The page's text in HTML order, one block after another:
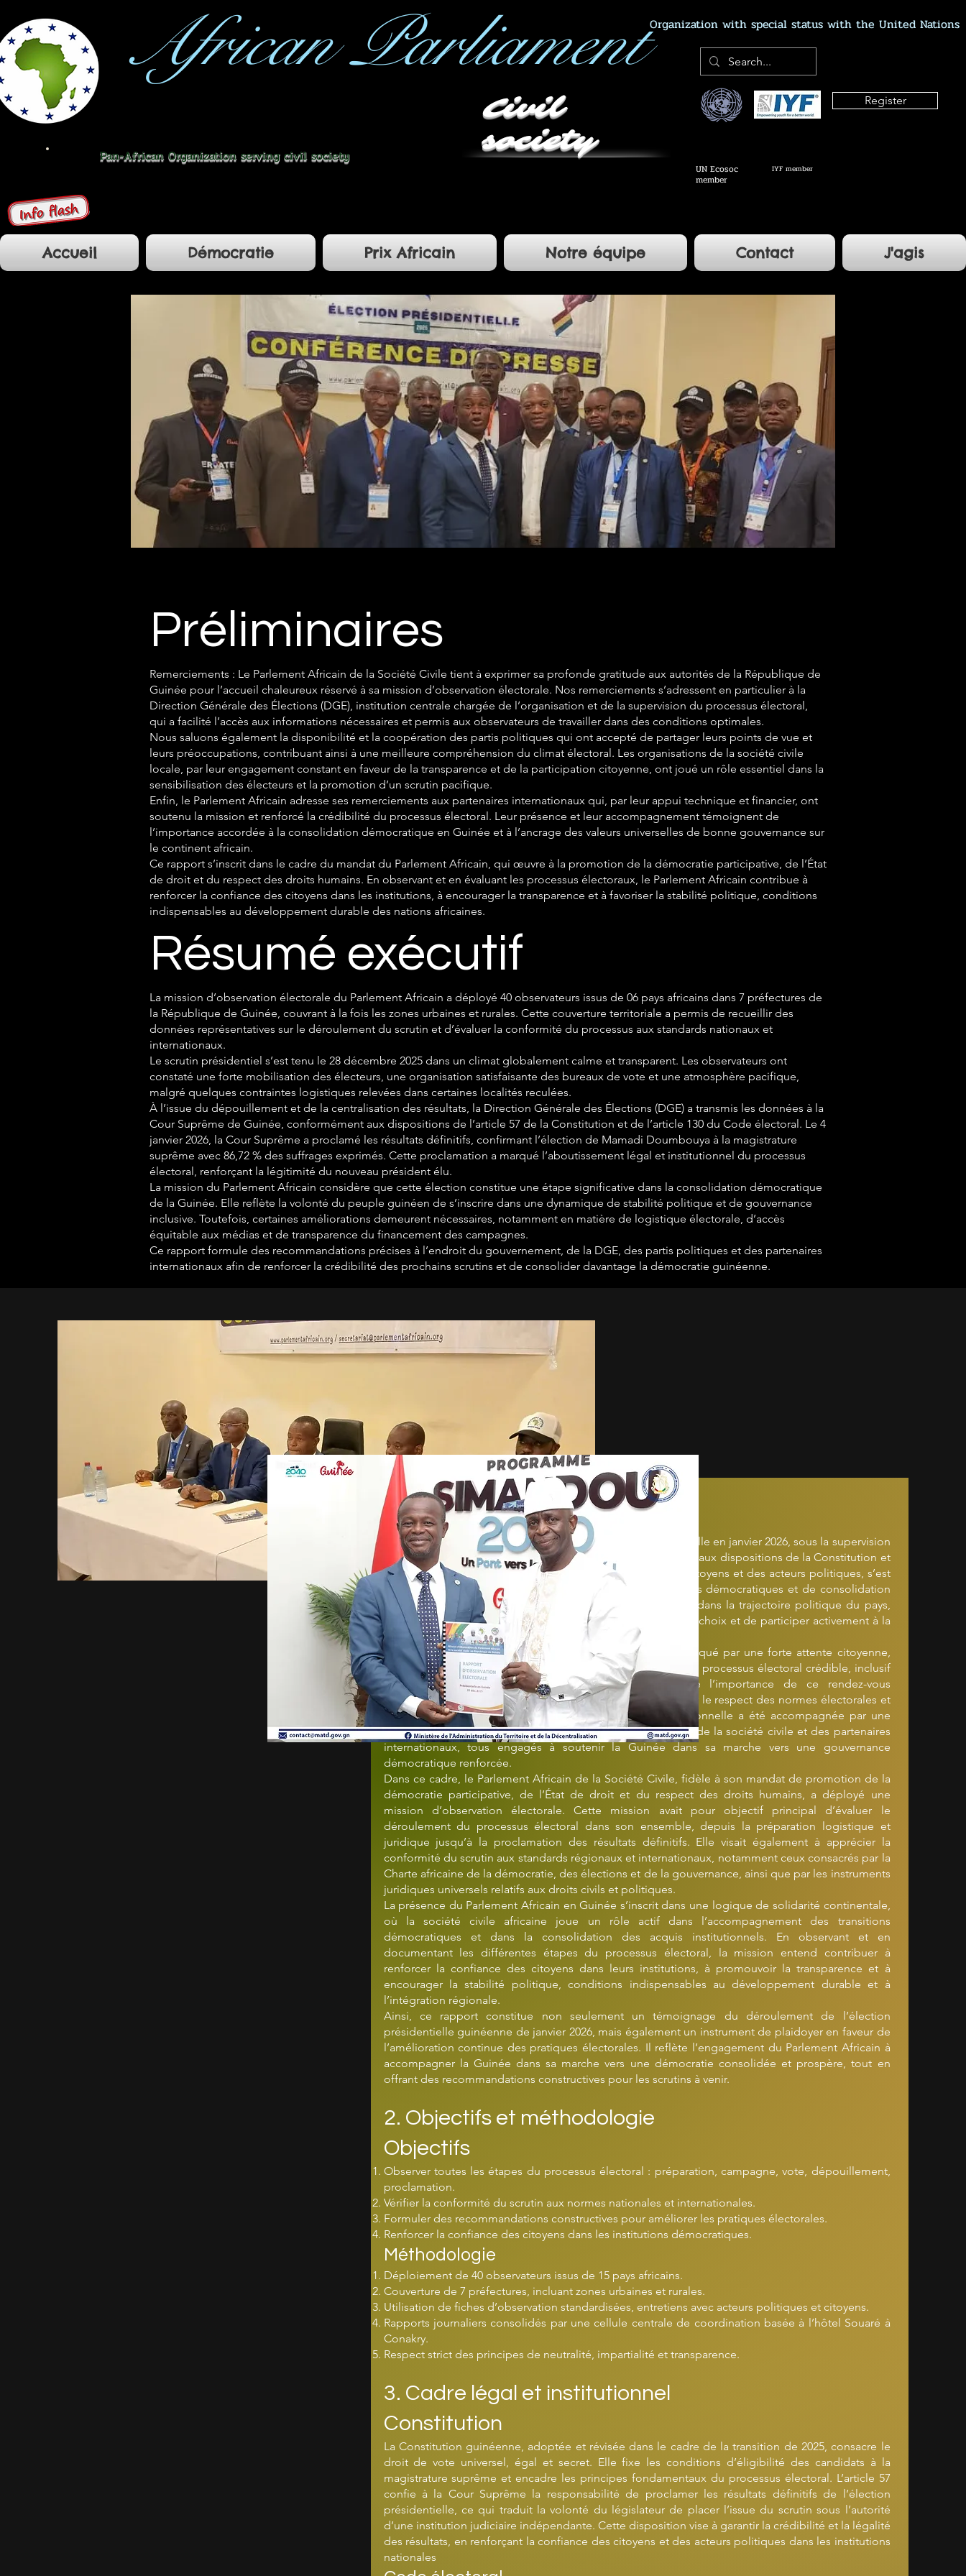
African Parliament Organization with special status with the United Nations
Civil
society
Register
IYF member
UN Ecosoc
member
Pan-African Organization serving civil society
Accueil Démocratie Prix Africain Notre équipe Contact J'agis
Préliminaires
Remerciements : Le Parlement Africain de la Société Civile tient à exprimer sa profonde gratitude aux autorités de la République de
Guinée pour l’accueil chaleureux réservé à sa mission d’observation électorale. Nos remerciements s’adressent en particulier à la
Direction Générale des Élections (DGE), institution centrale chargée de l’organisation et de la supervision du processus électoral,
qui a facilité l’accès aux informations nécessaires et permis aux observateurs de travailler dans des conditions optimales.
Nous saluons également la disponibilité et la coopération des partis politiques qui ont accepté de partager leurs points de vue et
leurs préoccupations, contribuant ainsi à une meilleure compréhension du climat électoral. Les organisations de la société civile
locale, par leur engagement constant en faveur de la transparence et de la participation citoyenne, ont joué un rôle essentiel dans la
sensibilisation des électeurs et la promotion d’un scrutin pacifique.
Enfin, le Parlement Africain adresse ses remerciements aux partenaires internationaux qui, par leur appui technique et financier, ont
soutenu la mission et renforcé la crédibilité du processus électoral. Leur présence et leur accompagnement témoignent de
l’importance accordée à la consolidation démocratique en Guinée et à l’ancrage des valeurs universelles de bonne gouvernance sur
le continent africain.
Ce rapport s’inscrit dans le cadre du mandat du Parlement Africain, qui œuvre à la promotion de la démocratie participative, de l’État
de droit et du respect des droits humains. En observant et en évaluant les processus électoraux, le Parlement Africain contribue à
renforcer la confiance des citoyens dans les institutions, à encourager la transparence et à favoriser la stabilité politique, conditions
indispensables au développement durable des nations africaines.
Résumé exécutif
La mission d’observation électorale du Parlement Africain a déployé 40 observateurs issus de 06 pays africains dans 7 préfectures de
la République de Guinée, couvrant à la fois les zones urbaines et rurales. Cette couverture territoriale a permis de recueillir des
données représentatives sur le déroulement du scrutin et d’évaluer la conformité du processus aux standards nationaux et
internationaux.
Le scrutin présidentiel s’est tenu le 28 décembre 2025 dans un climat globalement calme et transparent. Les observateurs ont
constaté une forte mobilisation des électeurs, une organisation satisfaisante des bureaux de vote et une atmosphère pacifique,
malgré quelques contraintes logistiques relevées dans certaines localités reculées.
À l’issue du dépouillement et de la centralisation des résultats, la Direction Générale des Élections (DGE) a transmis les données à la
Cour Suprême de Guinée, conformément aux dispositions de l’article 57 de la Constitution et de l’article 130 du Code électoral. Le 4
janvier 2026, la Cour Suprême a proclamé les résultats définitifs, confirmant l’élection de Mamadi Doumbouya à la magistrature
suprême avec 86,72 % des suffrages exprimés. Cette proclamation a marqué l’aboutissement légal et institutionnel du processus
électoral, renforçant la légitimité du nouveau président élu.
La mission du Parlement Africain considère que cette élection constitue une étape significative dans la consolidation démocratique
de la Guinée. Elle reflète la volonté du peuple guinéen de s’inscrire dans une dynamique de stabilité politique et de gouvernance
inclusive. Toutefois, certaines améliorations demeurent nécessaires, notamment en matière de logistique électorale, d’accès
équitable aux médias et de transparence du financement des campagnes.
Ce rapport formule des recommandations précises à l’endroit du gouvernement, de la DGE, des partis politiques et des partenaires
internationaux afin de renforcer la crédibilité des prochains scrutins et de consolider davantage la démocratie guinéenne.
1. Introduction
La République de Guinée a organisé son élection présidentielle en janvier 2026, sous la supervision
de la Direction Générale des Élections (DGE), conformément aux dispositions de la Constitution et
du Code électoral. Ce scrutin, attendu par l’ensemble des citoyens et des acteurs politiques, s’est
inscrit dans une dynamique de renforcement des institutions démocratiques et de consolidation
de la stabilité nationale. Il a représenté un moment décisif dans la trajectoire politique du pays,
offrant aux électeurs l’opportunité d’exprimer librement leur choix et de participer activement à la
construction de l’avenir de la nation.
Le contexte dans lequel cette élection s’est tenue était marqué par une forte attente citoyenne,
traduisant la volonté du peuple guinéen de voir s’affirmer un processus électoral crédible, inclusif
et transparent. Les autorités nationales, conscientes de l’importance de ce rendez-vous
démocratique, ont affiché une détermination claire à garantir le respect des normes électorales et
à assurer la sérénité du scrutin. Cette mobilisation institutionnelle a été accompagnée par une
implication notable des partis politiques, des organisations de la société civile et des partenaires
internationaux, tous engagés à soutenir la Guinée dans sa marche vers une gouvernance
démocratique renforcée.
Dans ce cadre, le Parlement Africain de la Société Civile, fidèle à son mandat de promotion de la
démocratie participative, de l’État de droit et du respect des droits humains, a déployé une
mission d’observation électorale. Cette mission avait pour objectif principal d’évaluer le
déroulement du processus électoral dans son ensemble, depuis la préparation logistique et
juridique jusqu’à la proclamation des résultats définitifs. Elle visait également à apprécier la
conformité du scrutin aux standards régionaux et internationaux, notamment ceux consacrés par la
Charte africaine de la démocratie, des élections et de la gouvernance, ainsi que par les instruments
juridiques universels relatifs aux droits civils et politiques.
La présence du Parlement Africain en Guinée s’inscrit dans une logique de solidarité continentale,
où la société civile africaine joue un rôle actif dans l’accompagnement des transitions
démocratiques et dans la consolidation des acquis institutionnels. En observant et en
documentant les différentes étapes du processus électoral, la mission entend contribuer à
renforcer la confiance des citoyens dans leurs institutions, à promouvoir la transparence et à
encourager la stabilité politique, conditions indispensables au développement durable et à
l’intégration régionale.
Ainsi, ce rapport constitue non seulement un témoignage du déroulement de l’élection
présidentielle guinéenne de janvier 2026, mais également un instrument de plaidoyer en faveur de
l’amélioration continue des pratiques électorales. Il reflète l’engagement du Parlement Africain à
accompagner la Guinée dans sa marche vers une démocratie consolidée et prospère, tout en
offrant des recommandations constructives pour les scrutins à venir.
2. Objectifs et méthodologie
Objectifs
Observer toutes les étapes du processus électoral : préparation, campagne, vote, dépouillement,
proclamation.
Vérifier la conformité du scrutin aux normes nationales et internationales.
Formuler des recommandations constructives pour améliorer les pratiques électorales.
Renforcer la confiance des citoyens dans les institutions démocratiques.
Méthodologie
Déploiement de 40 observateurs issus de 15 pays africains.
Couverture de 7 préfectures, incluant zones urbaines et rurales.
Utilisation de fiches d’observation standardisées, entretiens avec acteurs politiques et citoyens.
Rapports journaliers consolidés par une cellule centrale de coordination basée à l’hôtel Souaré à
Conakry.
Respect strict des principes de neutralité, impartialité et transparence.
3. Cadre légal et institutionnel
Constitution
La Constitution guinéenne, adoptée et révisée dans le cadre de la transition de 2025, consacre le
droit de vote universel, égal et secret. Elle fixe les conditions d’éligibilité des candidats à la
magistrature suprême et encadre les principes fondamentaux du processus électoral. L’article 57
confie à la Cour Suprême la responsabilité de proclamer les résultats définitifs de l’élection
présidentielle, ce qui traduit la volonté du législateur de placer l’issue du scrutin sous l’autorité
d’une institution judiciaire indépendante. Cette disposition vise à garantir la crédibilité et la légalité
des résultats, en renforçant la confiance des citoyens et des acteurs politiques dans les institutions
nationales